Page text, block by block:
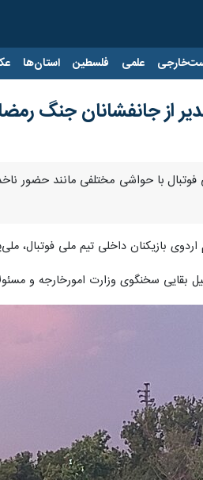
علمی فلسطین استان‌ها
از جانفشانان جنگ رمضان